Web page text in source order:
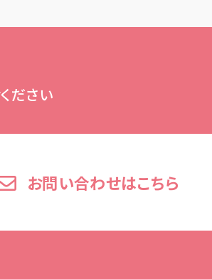
ださい
お問い合わせはこちら